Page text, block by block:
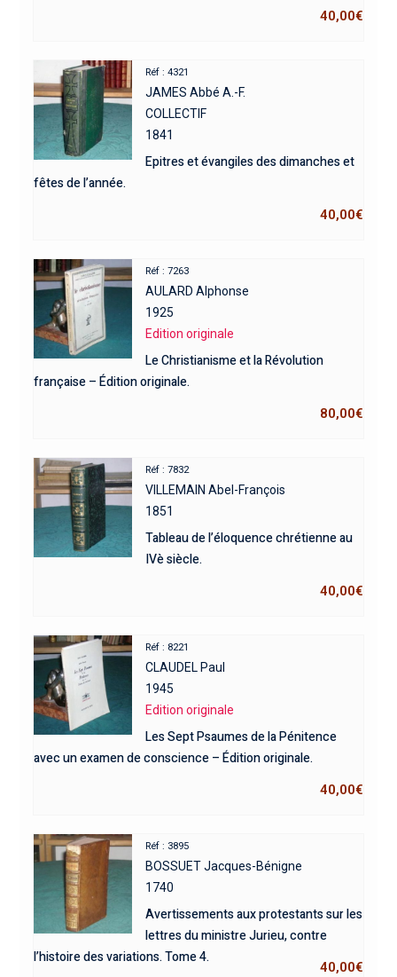
40,00€
Réf : 4321
JAMES Abbé A.-F.
COLLECTIF
1841
Epitres et évangiles des dimanches et
fêtes de l’année.
40,00€
Réf : 7263
AULARD Alphonse
1925
Edition originale
Le Christianisme et la Révolution
française – Édition originale.
80,00€
Réf : 7832
VILLEMAIN Abel-François
1851
Tableau de l’éloquence chrétienne au
IVè siècle.
40,00€
Réf : 8221
CLAUDEL Paul
1945
Edition originale
Les Sept Psaumes de la Pénitence
avec un examen de conscience – Édition originale.
40,00€
Réf : 3895
BOSSUET Jacques-Bénigne
1740
Avertissements aux protestants sur les
lettres du ministre Jurieu, contre
l’histoire des variations. Tome 4.
40,00€